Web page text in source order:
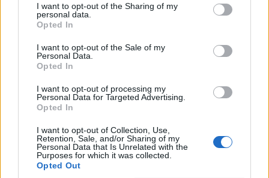
I want to opt-out of the Sharing of my
personal data.
Opted In
I want to opt-out of the Sale of my
Personal Data.
Opted In
I want to opt-out of processing my
Personal Data for Targeted Advertising.
Opted In
I want to opt-out of Collection, Use,
Retention, Sale, and/or Sharing of my
Personal Data that Is Unrelated with the
Purposes for which it was collected.
Opted Out